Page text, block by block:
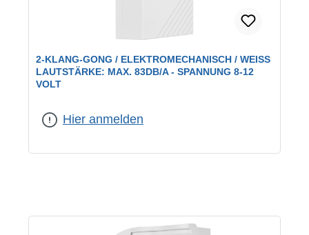
2-KLANG-GONG / ELEKTROMECHANISCH / WEISS L
AUTSTÄRKE: MAX. 83DB/A - SPANNUNG 8-12 V
OLT
Hier anmelden